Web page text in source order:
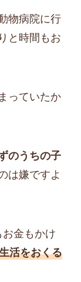
物病院に行
と時間もお
っていたか
のうちの子
は嫌ですよ
金もかけ
活をおくる